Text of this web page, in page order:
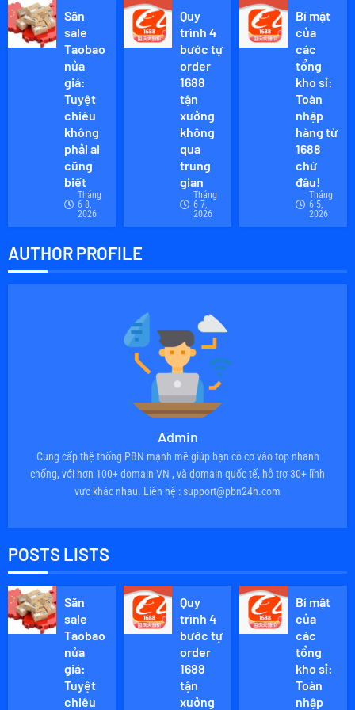
Săn
sale
Taobao
nửa
giá:
Tuyệt
chiêu
không
phải ai
cũng
biết
Tháng
6 8,
2026
Quy
trình 4
bước tự
order
1688
tận
xưởng
không
qua
trung
gian
Tháng
6 7,
2026
Bí mật
của
các
tổng
kho sỉ:
Toàn
nhập
hàng từ
1688
chứ
đâu!
Tháng
6 5,
2026
AUTHOR PROFILE
Admin
Cung cấp thệ thống PBN mạnh mẽ giúp bạn có cơ vào top nhanh
chống, với hơn 100+ domain VN , và domain quốc tế, hỗ trợ 30+ lĩnh
vực khác nhau. Liên hệ : support@pbn24h.com
POSTS LISTS
Săn
sale
Taobao
nửa
giá:
Tuyệt
chiêu
Quy
trình 4
bước tự
order
1688
tận
xưởng
Bí mật
của
các
tổng
kho sỉ:
Toàn
nhập